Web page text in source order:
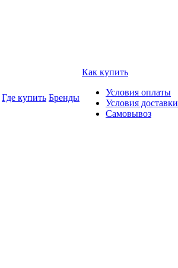
Где купить Бренды
Как купить
Условия оплаты
Условия доставки
Самовывоз